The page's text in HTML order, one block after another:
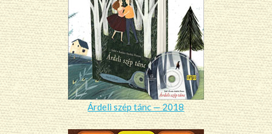
Árdeli szép tánc — 2018